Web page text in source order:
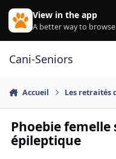
Aller au contenu
View in the app
A better way to
Cani-Seniors
Accueil Les retraités
Phoebie femelle
épileptique